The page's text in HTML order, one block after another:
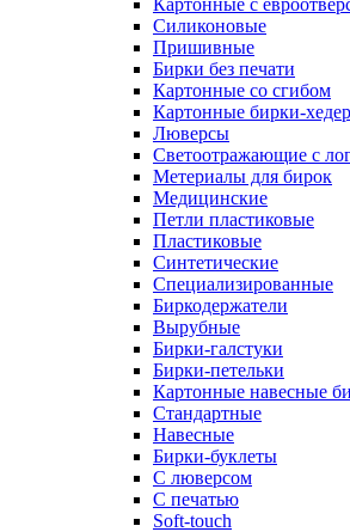
Силиконовые
Пришивные
Бирки без печати
Картонные со сгибом
Картонные бирки-
Люверсы
Светоотражающие с
Метериалы для бирок
Медицинские
Петли пластиковые
Пластиковые
Синтетические
Специализированные
Биркодержатели
Вырубные
Бирки-галстуки
Бирки-петельки
Картонные навесные
Стандартные
Навесные
Бирки-буклеты
С люверсом
С печатью
Soft-touch